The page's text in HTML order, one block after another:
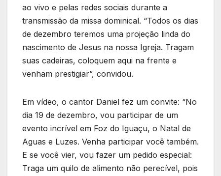
ao vivo e pelas redes sociais durante a
transmissão da missa dominical. “Todos os dias
de dezembro teremos uma projeção linda do
nascimento de Jesus na nossa Igreja. Tragam
suas cadeiras, coloquem aqui na frente e
venham prestigiar”, convidou.
Em vídeo, o cantor Daniel fez um convite: “No
dia 19 de dezembro, vou participar de um
evento incrível em Foz do Iguaçu, o Natal de
Aguas e Luzes. Venha participar você também.
E se você vier, vou fazer um pedido especial:
Traga um quilo de alimento não perecível, pois